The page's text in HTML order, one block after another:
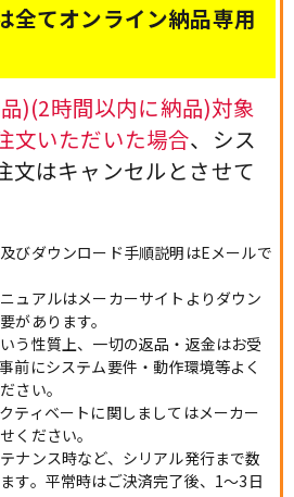
全てオンライン納品専用
)(2時間以内に納品)対象
文いただいた場合、シス
文はキャンセルとさせて
びダウンロード手順説明はEメールで
ュアルはメーカーサイトよりダウン
があります。
う性質上、一切の返品・返金はお受
前にシステム要件・動作環境等よく
さい。
ティベートに関しましてはメーカー
ください。
ナンス時など、シリアル発行まで数
す。平常時はご決済完了後、1～3日